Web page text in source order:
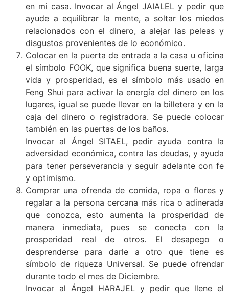
en mi casa. Invocar al Ángel JAIALEL y pedir que
ayude a equilibrar la mente, a soltar los miedos
relacionados con el dinero, a alejar las peleas y
disgustos provenientes de lo económico.
Colocar en la puerta de entrada a la casa u oficina
el símbolo FOOK, que significa buena suerte, larga
vida y prosperidad, es el símbolo más usado en
Feng Shui para activar la energía del dinero en los
lugares, igual se puede llevar en la billetera y en la
caja del dinero o registradora. Se puede colocar
también en las puertas de los baños.
Invocar al Ángel SITAEL, pedir ayuda contra la
adversidad económica, contra las deudas, y ayuda
para tener perseverancia y seguir adelante con fe
y optimismo.
Comprar una ofrenda de comida, ropa o flores y
regalar a la persona cercana más rica o adinerada
que conozca, esto aumenta la prosperidad de
manera inmediata, pues se conecta con la
prosperidad real de otros. El desapego o
desprenderse para darle a otro que tiene es
símbolo de riqueza Universal. Se puede ofrendar
durante todo el mes de Diciembre.
Invocar al Ángel HARAJEL y pedir que llene el